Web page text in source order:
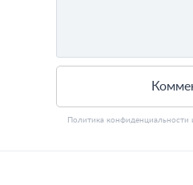
Политика конфиденциальности